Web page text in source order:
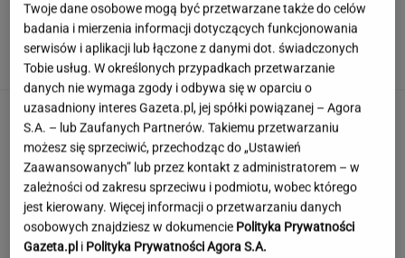
Tak Lang komentuje głośny
konflikt z Niewiadomą. "Zadzwoniłem do niej"
SUBSKRYPCJA
Sieć ma oczy czy oka? Quiz tak podchwytliwy,
że złapiesz się za głowę!
Jeden wakacyjny nawyk może mieć
nieprzyjemne konsekwencje. Też tak robisz?
MATERIAŁ PROMOCYJNY
Twoje dane osobowe mogą być przetwarzane także do celów
badania i mierzenia informacji dotyczących funkcjonowania
serwisów i aplikacji lub łączone z danymi dot. świadczonych
Tobie usług. W określonych przypadkach przetwarzanie
danych nie wymaga zgody i odbywa się w oparciu o
uzasadniony interes Gazeta.pl, jej spółki powiązanej – Agora
S.A. – lub Zaufanych Partnerów. Takiemu przetwarzaniu
możesz się sprzeciwić, przechodząc do „Ustawień
Zaawansowanych” lub przez kontakt z administratorem – w
zależności od zakresu sprzeciwu i podmiotu, wobec którego
jest kierowany. Więcej informacji o przetwarzaniu danych
osobowych znajdziesz w dokumencie Polityka Prywatności
Gazeta.pl i Polityka Prywatności Agora S.A.